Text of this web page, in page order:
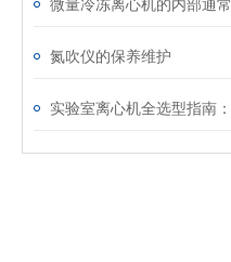
氮吹仪的保养维护